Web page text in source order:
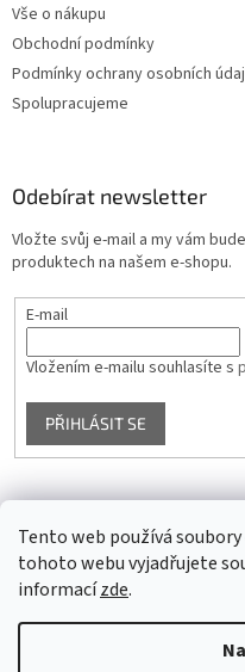
Tento web používá
tohoto webu vyjadřujete
informacízde.
Vše o nákupu
Obchodní podmínky
Podmínky ochrany osobních
Spolupracujeme
Odebírat newsletter
Vložte svůj e-mail a my vám
produktech na našem e-shopu.
E-mail
Vložením e-mailu souhlasíte s
PŘIHLÁSIT SE